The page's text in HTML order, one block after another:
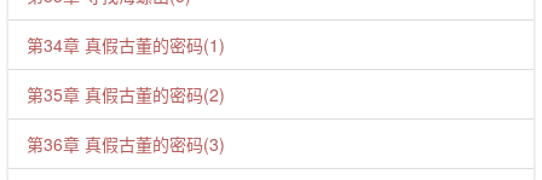
第34章 真假古董的密码(1)
第35章 真假古董的密码(2)
第36章 真假古董的密码(3)